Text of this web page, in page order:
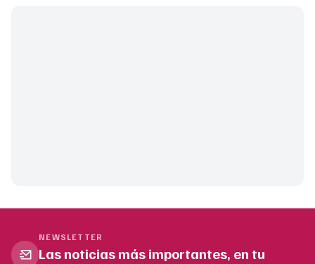
NEWSLETTER
Las noticias más importantes, en tu